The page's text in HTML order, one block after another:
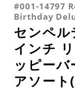
#001-14797
Birthday
センペ
インチ
ッピー
アソー